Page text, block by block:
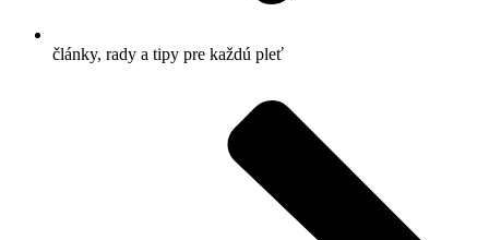
články, rady a tipy pre každ ú pleť